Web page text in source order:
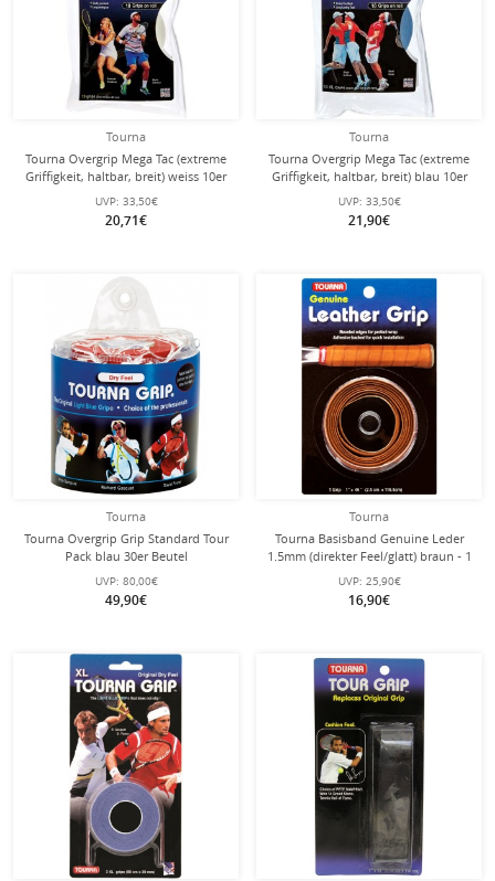
Tourna
Tourna Overgrip Mega Tac (extreme
Griffigkeit, haltbar, breit) weiss 10er
Rolle
UVP: 33,50€
20,71€
Tourna
Tourna Overgrip Mega Tac (extreme
Griffigkeit, haltbar, breit) blau 10er
UVP: 33,50€
21,90€
Tourna
Tourna Overgrip Grip Standard Tour
Pack blau 30er Beutel
UVP: 80,00€
49,90€
Tourna
Tourna Basisband Genuine Leder
1.5mm (direkter Feel/glatt) braun - 1
Stück
UVP: 25,90€
16,90€